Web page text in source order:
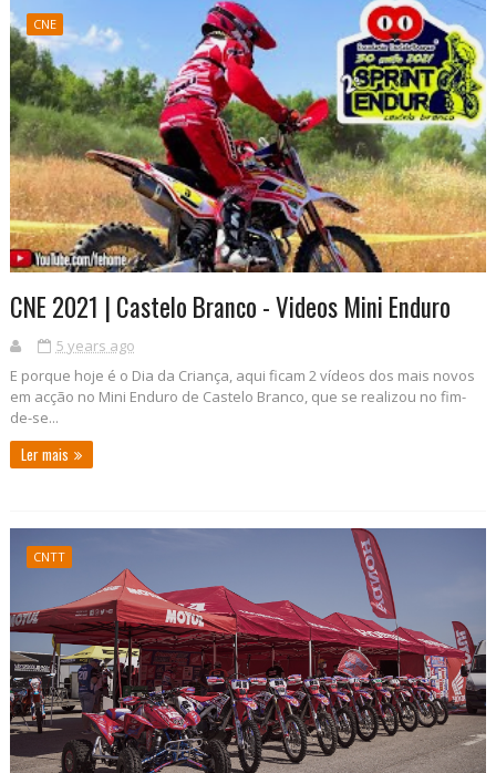
CNE
CNE 2021 | Castelo Branco - Videos Mini Enduro
5 years ago
E porque hoje é o Dia da Criança, aqui ficam 2 vídeos dos mais novos
em acção no Mini Enduro de Castelo Branco, que se realizou no fim-
de-se...
Ler mais
CNTT